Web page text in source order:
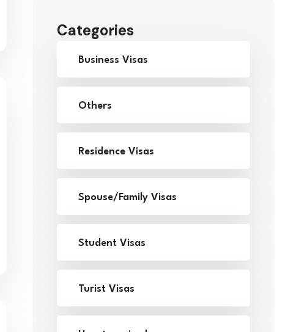
Categories
Business Visas
Others
Residence Visas
Spouse/Family Visas
Student Visas
Turist Visas